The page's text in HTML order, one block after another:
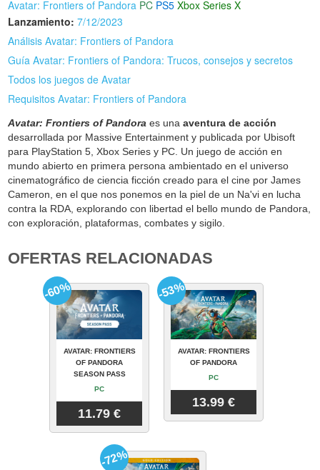
Avatar: Frontiers of Pandora PC PS5 Xbox Series X
Lanzamiento: 7/12/2023
Análisis Avatar: Frontiers of Pandora
Guía Avatar: Frontiers of Pandora: Trucos, consejos y secretos
Todos los juegos de Avatar
Requisitos Avatar: Frontiers of Pandora
Avatar: Frontiers of Pandora es unaaventura de acción
desarrollada por Massive Entertainment y publicada por Ubisoft
para PlayStation 5, Xbox Series y PC. Un juego de acción en
mundo abierto en primera persona ambientado en el universo
cinematográfico de ciencia ficción creado para el cine por James
Cameron, en el que nos ponemos en la piel de un Na'vi en lucha
contra la RDA, explorando con libertad el bello mundo de Pandora,
con exploración, plataformas, combates y sigilo.
OFERTAS RELACIONADAS
AVATAR: FRONTIERS
OF PANDORA
SEASON PASS
PC
11.79 €
-60%
AVATAR: FRONTIERS
OF PANDORA
PC
13.99 €
-53%
-72%